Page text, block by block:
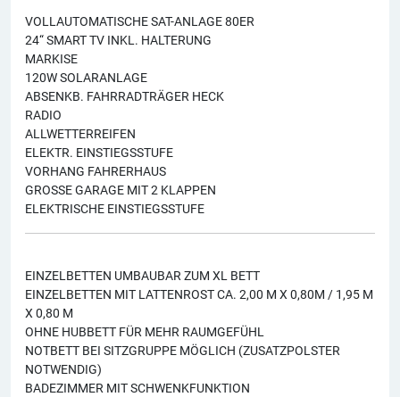
VOLLAUTOMATISCHE SAT-ANLAGE 80ER
24“ SMART TV INKL. HALTERUNG
MARKISE
120W SOLARANLAGE
ABSENKB. FAHRRADTRÄGER HECK
RADIO
ALLWETTERREIFEN
ELEKTR. EINSTIEGSSTUFE
VORHANG FAHRERHAUS
GROSSE GARAGE MIT 2 KLAPPEN
ELEKTRISCHE EINSTIEGSSTUFE
EINZELBETTEN UMBAUBAR ZUM XL BETT
EINZELBETTEN MIT LATTENROST CA. 2,00 M X 0,80M / 1,95 M
X 0,80 M
OHNE HUBBETT FÜR MEHR RAUMGEFÜHL
NOTBETT BEI SITZGRUPPE MÖGLICH (ZUSATZPOLSTER
NOTWENDIG)
BADEZIMMER MIT SCHWENKFUNKTION